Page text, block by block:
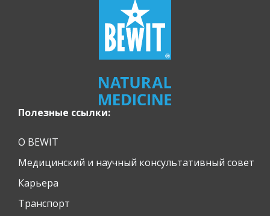
Полезные ссылки:
О BEWIT
Медицинский и научный консультативный совет
Карьера
Транспорт